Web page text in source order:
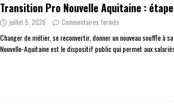
Transition Pro Nouvelle Aquitaine :
juillet 5, 2026 Commentaires fermés
Changer de métier, se reconvertir, donner un nouveau souffle à
Nouvelle-Aquitaine est le dispositif public qui permet aux